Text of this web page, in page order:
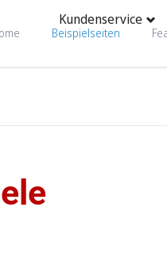
Kundenservice
Navigation
Minimalist Home
Beispielseiten
Service & Leistungen